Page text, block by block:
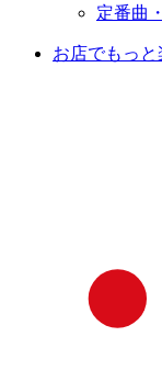
定番曲
お店でもっと